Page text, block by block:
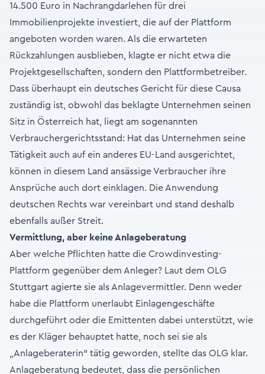
14.500 Euro in Nachrangdarlehen für drei
Immobilienprojekte investiert, die auf der Plattform
angeboten worden waren. Als die erwarteten
Rückzahlungen ausblieben, klagte er nicht etwa die
Projektgesellschaften, sondern den Plattformbetreiber.
Dass überhaupt ein deutsches Gericht für diese Causa
zuständig ist, obwohl das beklagte Unternehmen seinen
Sitz in Österreich hat, liegt am sogenannten
Verbrauchergerichtsstand: Hat das Unternehmen seine
Tätigkeit auch auf ein anderes EU-Land ausgerichtet,
können in diesem Land ansässige Verbraucher ihre
Ansprüche auch dort einklagen. Die Anwendung
deutschen Rechts war vereinbart und stand deshalb
ebenfalls außer Streit.
Vermittlung, aber keine Anlageberatung
Aber welche Pflichten hatte die Crowdinvesting-
Plattform gegenüber dem Anleger? Laut dem OLG
Stuttgart agierte sie als Anlagevermittler. Denn weder
habe die Plattform unerlaubt Einlagengeschäfte
durchgeführt oder die Emittenten dabei unterstützt, wie
es der Kläger behauptet hatte, noch sei sie als
„Anlageberaterin“ tätig geworden, stellte das OLG klar.
Anlageberatung bedeutet, dass die persönlichen